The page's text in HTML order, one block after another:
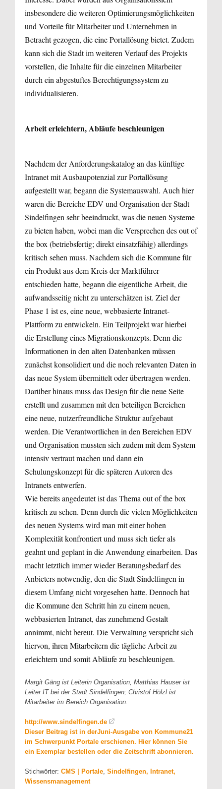
insbesondere die weiteren Optimierungsmöglichkeiten
und Vorteile für Mitarbeiter und Unternehmen in
Betracht gezogen, die eine Portallösung bietet. Zudem
kann sich die Stadt im weiteren Verlauf des Projekts
vorstellen, die Inhalte für die einzelnen Mitarbeiter
durch ein abgestuftes Berechtigungssystem zu
individualisieren.
Arbeit erleichtern, Abläufe beschleunigen
Nachdem der Anforderungskatalog an das künftige
Intranet mit Ausbaupotenzial zur Portallösung
aufgestellt war, begann die Systemauswahl. Auch hier
waren die Bereiche EDV und Organisation der Stadt
Sindelfingen sehr beeindruckt, was die neuen Systeme
zu bieten haben, wobei man die Versprechen des out of
the box (betriebsfertig; direkt einsatzfähig) allerdings
kritisch sehen muss. Nachdem sich die Kommune für
ein Produkt aus dem Kreis der Marktführer
entschieden hatte, begann die eigentliche Arbeit, die
aufwandsseitig nicht zu unterschätzen ist. Ziel der
Phase 1 ist es, eine neue, webbasierte Intranet-
Plattform zu entwickeln. Ein Teilprojekt war hierbei
die Erstellung eines Migrationskonzepts. Denn die
Informationen in den alten Datenbanken müssen
zunächst konsolidiert und die noch relevanten Daten in
das neue System übermittelt oder übertragen werden.
Darüber hinaus muss das Design für die neue Seite
erstellt und zusammen mit den beteiligen Bereichen
eine neue, nutzerfreundliche Struktur aufgebaut
werden. Die Verantwortlichen in den Bereichen EDV
und Organisation mussten sich zudem mit dem System
intensiv vertraut machen und dann ein
Schulungskonzept für die späteren Autoren des
Intranets entwerfen.
Wie bereits angedeutet ist das Thema out of the box
kritisch zu sehen. Denn durch die vielen Möglichkeiten
des neuen Systems wird man mit einer hohen
Komplexität konfrontiert und muss sich tiefer als
geahnt und geplant in die Anwendung einarbeiten. Das
macht letztlich immer wieder Beratungsbedarf des
Anbieters notwendig, den die Stadt Sindelfingen in
diesem Umfang nicht vorgesehen hatte. Dennoch hat
die Kommune den Schritt hin zu einem neuen,
webbasierten Intranet, das zunehmend Gestalt
annimmt, nicht bereut. Die Verwaltung verspricht sich
hiervon, ihren Mitarbeitern die tägliche Arbeit zu
erleichtern und somit Abläufe zu beschleunigen.
Margit Gäng ist Leiterin Organisation, Matthias Hauser ist
Leiter IT bei der Stadt Sindelfingen; Christof Hölzl ist
Mitarbeiter im Bereich Organisation.
http://www.sindelfingen.de
Dieser Beitrag ist in derJuni-Ausgabe von Kommune21
im Schwerpunkt Portale erschienen. Hier können Sie
ein Exemplar bestellen oder die Zeitschrift abonnieren.
Stichwörter: CMS | Portale, Sindelfingen, Intranet,
Wissensmanagement